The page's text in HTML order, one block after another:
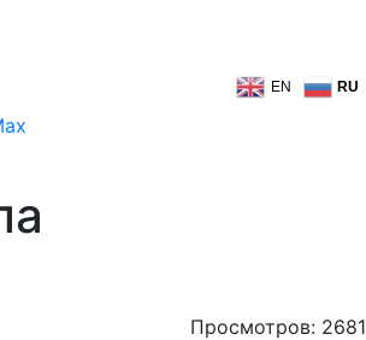
EN RU
Просмотров: 2681